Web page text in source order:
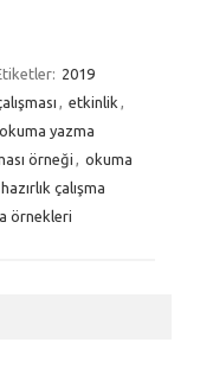
2019
etkinlik
okuma yazma
örneği
okuma
çalışma
örnekleri